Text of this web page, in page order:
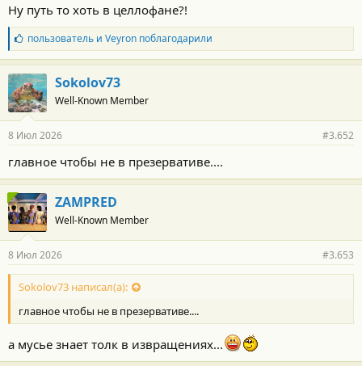
т
и
:
Ну путь то хоть в целлофане?!
Б
л
а
г
о
д
а
н
с
т
и
:
пользовательи Veyronпоблагодарили
Sokolov73
Well-Known Member
8 Июл 2026 #3.652
главное чтобы не в презервативе....
ZAMPRED
Well-Known Member
8 Июл 2026 #3.653
Sokolov73 написал(а):
главное чтобы не в презервативе....
а мусье знает толк в извращениях...